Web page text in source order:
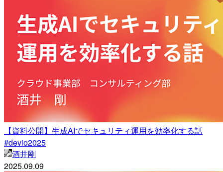
【資料公開】生成AIでセキュリティ運用を効率化する話
#devio2025
酒井剛
2025.09.09